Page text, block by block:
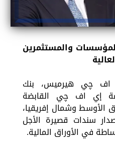
والمستثمرين
اف چي هيرميس، بنك
إي اف چي القابضة
الأوسط وشمال إفريقيا،
سندات قصيرة الأجل
في الأوراق المالية.